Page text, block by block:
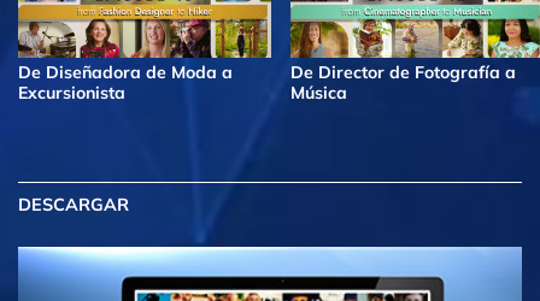
De Diseñadora de Moda a
Excursionista
De Director de Fotografía a
Música
DESCARGAR